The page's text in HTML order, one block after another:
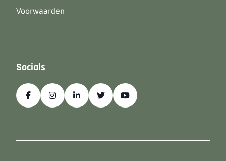
Voorwaarden
Socials